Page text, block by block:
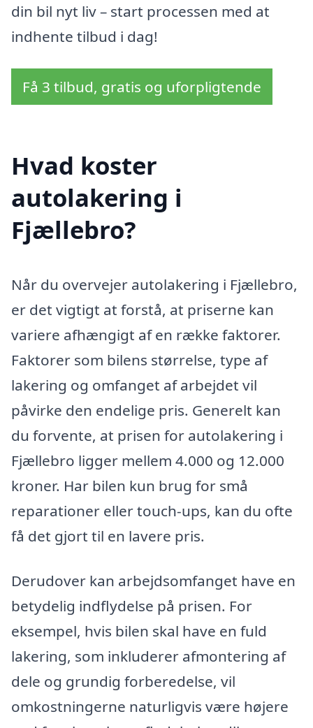
din bil nyt liv – start processen med at
indhente tilbud i dag!
Få 3 tilbud, gratis og uforpligtende
Hvad koster
autolakering i
Fjællebro?
Når du overvejer autolakering i Fjællebro,
er det vigtigt at forstå, at priserne kan
variere afhængigt af en række faktorer.
Faktorer som bilens størrelse, type af
lakering og omfanget af arbejdet vil
påvirke den endelige pris. Generelt kan
du forvente, at prisen for autolakering i
Fjællebro ligger mellem 4.000 og 12.000
kroner. Har bilen kun brug for små
reparationer eller touch-ups, kan du ofte
få det gjort til en lavere pris.
Derudover kan arbejdsomfanget have en
betydelig indflydelse på prisen. For
eksempel, hvis bilen skal have en fuld
lakering, som inkluderer afmontering af
dele og grundig forberedelse, vil
omkostningerne naturligvis være højere